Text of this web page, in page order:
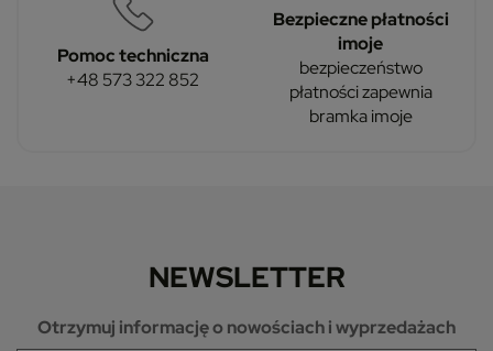
Pomoc techniczna
+48 573 322 852
Bezpieczne płatności
imoje
bezpieczeństwo
płatności zapewnia
bramka imoje
NEWSLETTER
Otrzymuj informację o nowościach i wyprzedażach